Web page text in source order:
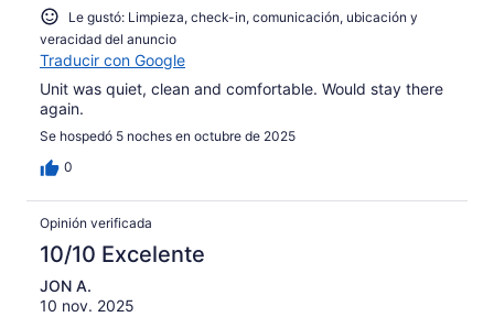
Le gustó: Limpieza, check-in, comunicación, ubicación y
veracidad del anuncio
Traducir con Google
Unit was quiet, clean and comfortable. Would stay there
again.
Se hospedó 5 noches en octubre de 2025
0
Opinión verificada
10/10 Excelente
JON A.
10 nov. 2025